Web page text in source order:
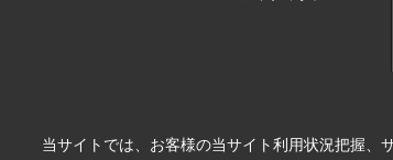
当サイトでは、お客様の当サイト利用状況把握、